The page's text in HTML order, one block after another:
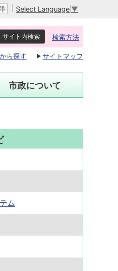
Select Language ▼
検索方法
ら探す サイトマップ
市政について
ム